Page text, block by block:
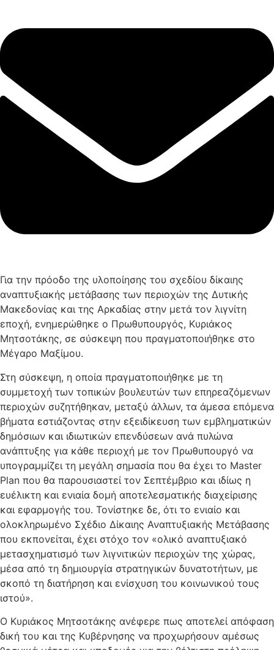
Για την πρόοδο της υλοποίησης του σχεδίου δίκαιης
αναπτυξιακής μετάβασης των περιοχών της Δυτικής
Μακεδονίας και της Αρκαδίας στην μετά τον λιγνίτη
εποχή, ενημερώθηκε ο Πρωθυπουργός, Κυριάκος
Μητσοτάκης, σε σύσκεψη που πραγματοποιήθηκε στο
Μέγαρο Μαξίμου.
Στη σύσκεψη, η οποία πραγματοποιήθηκε με τη
συμμετοχή των τοπικών βουλευτών των επηρεαζόμενων
περιοχών συζητήθηκαν, μεταξύ άλλων, τα άμεσα επόμενα
βήματα εστιάζοντας στην εξειδίκευση των εμβληματικών
δημόσιων και ιδιωτικών επενδύσεων ανά πυλώνα
ανάπτυξης για κάθε περιοχή με τον Πρωθυπουργό να
υπογραμμίζει τη μεγάλη σημασία που θα έχει το Master
Plan που θα παρουσιαστεί τον Σεπτέμβριο και ιδίως η
ευέλικτη και ενιαία δομή αποτελεσματικής διαχείρισης
και εφαρμογής του. Τονίστηκε δε, ότι το ενιαίο και
ολοκληρωμένο Σχέδιο Δίκαιης Αναπτυξιακής Μετάβασης
που εκπονείται, έχει στόχο τον «ολικό αναπτυξιακό
μετασχηματισμό των λιγνιτικών περιοχών της χώρας,
μέσα από τη δημιουργία στρατηγικών δυνατοτήτων, με
σκοπό τη διατήρηση και ενίσχυση του κοινωνικού τους
ιστού».
O Κυριάκος Μητσοτάκης ανέφερε πως αποτελεί απόφαση
δική του και της Κυβέρνησης να προχωρήσουν αμέσως